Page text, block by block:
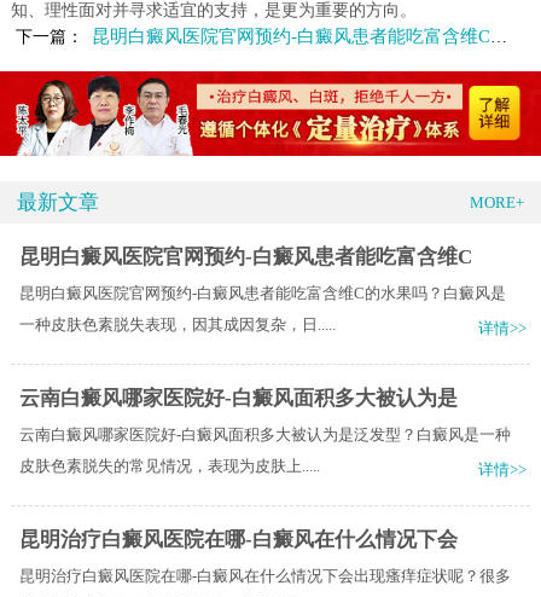
知、理性面对并寻求适宜的支持，是更为重要的方向。
下一篇：
昆明白癜风医院官网预约-白癜风患者能吃富含维C的水果吗
最新文章 MORE+
昆明白癜风医院官网预约-白癜风患者能吃富含维C
昆明白癜风医院官网预约-白癜风患者能吃富含维C的水果吗？白癜风是
一种皮肤色素脱失表现，因其成因复杂，日.....
详情>>
云南白癜风哪家医院好-白癜风面积多大被认为是
云南白癜风哪家医院好-白癜风面积多大被认为是泛发型？白癜风是一种
皮肤色素脱失的常见情况，表现为皮肤上.....
详情>>
昆明治疗白癜风医院在哪-白癜风在什么情况下会
昆明治疗白癜风医院在哪-白癜风在什么情况下会出现瘙痒症状呢？很多